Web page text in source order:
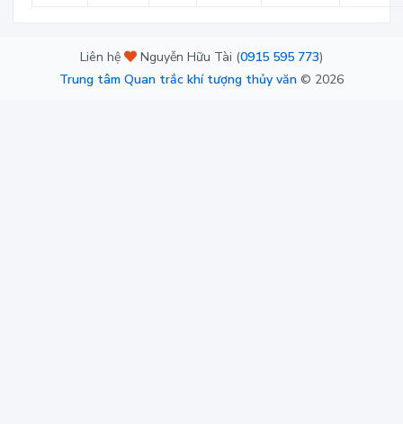
Liên hệ Nguyễn Hữu Tài (0915 595 773)
Trung tâm Quan trắc khí tượng thủy văn © 2026